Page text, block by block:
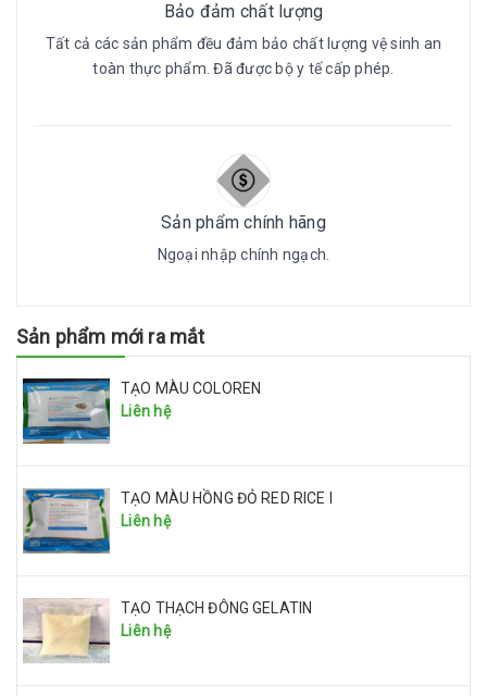
Bảo đảm chất lượng
Tất cả các sản phẩm đều đảm bảo chất lượng vệ sinh an
toàn thực phẩm. Đã được bộ y tế cấp phép.
Sản phẩm chính hãng
Ngoại nhập chính ngạch.
Sản phẩm mới ra mắt
TẠO MÀU COLOREN
Liên hệ
TẠO MÀU HỒNG ĐỎ RED RICE I
Liên hệ
TẠO THẠCH ĐÔNG GELATIN
Liên hệ